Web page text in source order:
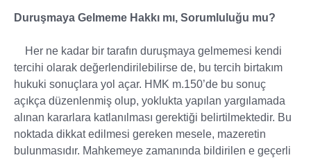
Duruşmaya Gelmeme Hakkı mı, Sorumluluğu mu?
Her ne kadar bir tarafın duruşmaya gelmemesi kendi
tercihi olarak değerlendirilebilirse de, bu tercih birtakım
hukuki sonuçlara yol açar. HMK m.150’de bu sonuç
açıkça düzenlenmiş olup, yoklukta yapılan yargılamada
alınan kararlara katlanılması gerektiği belirtilmektedir. Bu
noktada dikkat edilmesi gereken mesele, mazeretin
bulunmasıdır. Mahkemeye zamanında bildirilen e geçerli